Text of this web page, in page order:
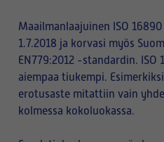
Maailmanlaajuinen ISO
1.7.2018 ja korvasi myös
EN779:2012 -standardin.
aiempaa tiukempi.
erotusaste mitattiin vain
kolmessa kokoluokassa.